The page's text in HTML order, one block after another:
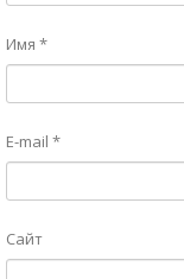
Имя *
E-mail *
Сайт